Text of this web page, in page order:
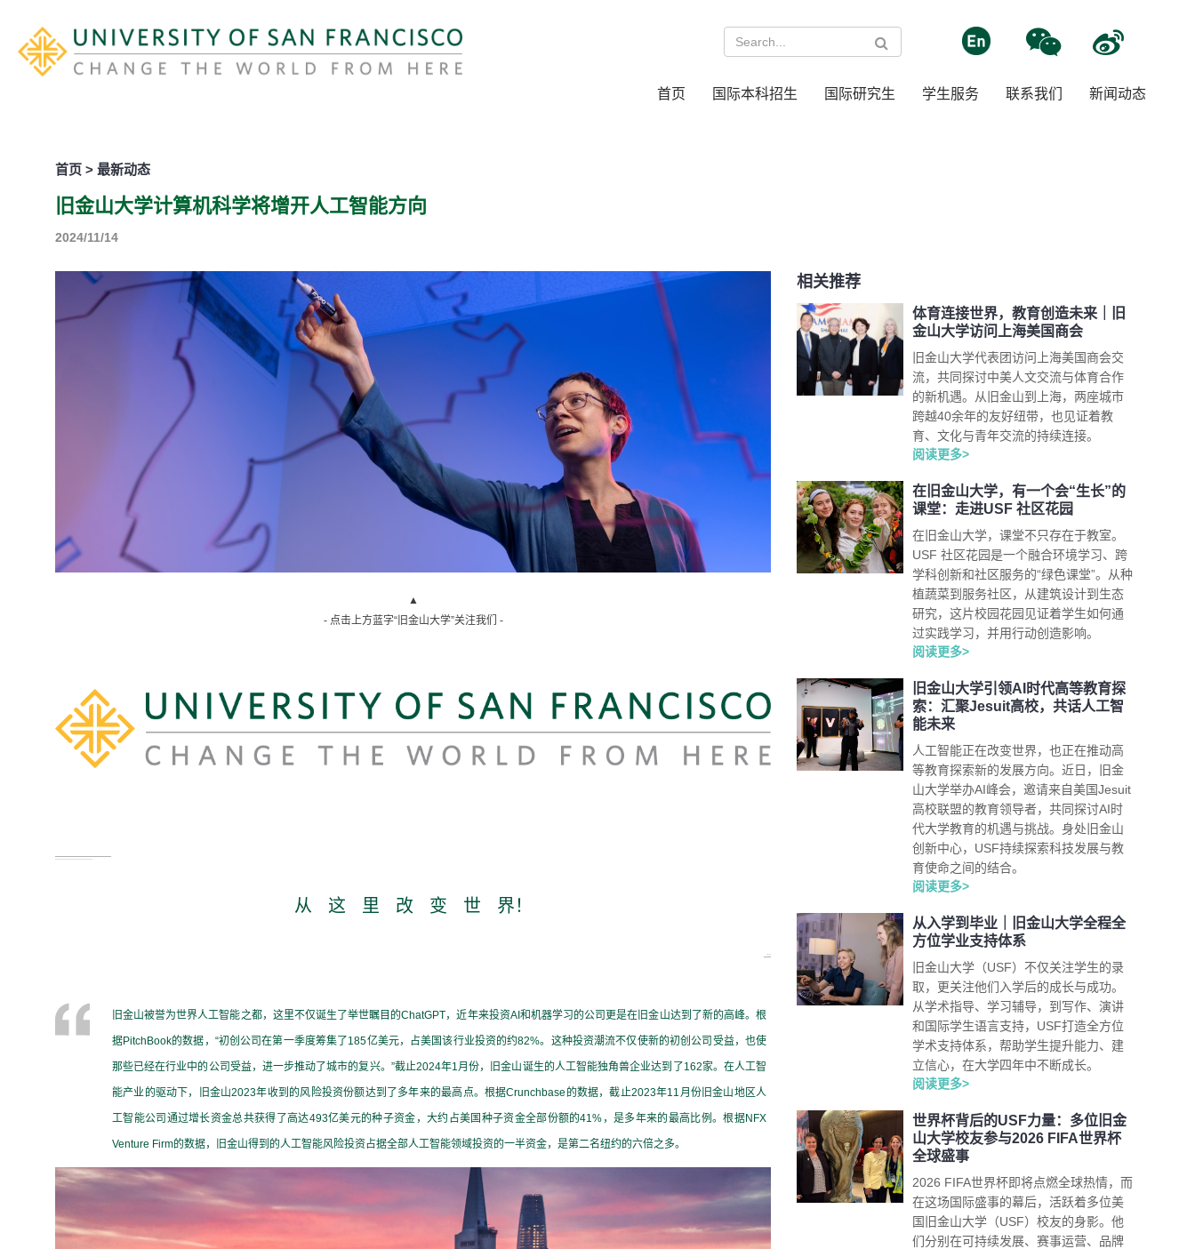
首页 国际本科招生 国际研究生 学生服务 联系我们 新闻动态
首页 > 最新动态
旧金山大学计算机科学将增开人工智能方向
2024/11/14
▲
- 点击上方蓝字“旧金山大学”关注我们 -
从 这 里 改 变 世 界！
旧金山被誉为世界人工智能之都，这里不仅诞生了举世瞩目的ChatGPT，近年来投资AI 和机器学习的公司更是在旧金山达到了新的高峰。根
据PitchBook的数据， “初创公司在第一季度筹集了 185亿美元，占美国该行业投资的约82%。这种投资潮流不仅使新的初创公司受益，也使
那些已经在行业中的公司受益，进一步推动了城市的复兴。 ”截止2024年1月份，旧金山诞生的人工智能独角兽企业达到了 162家。在人工智
能产业的驱动下，旧金山2023年收到的风险投资份额达到了多年来的最高点。根据Crunchbase 的数据，截止2023年11月份旧金山地区人
工智能公司通过增长资金总共获得了高达493亿美元的种子资金，大约占美国种子资金全部份额的41% ，是多年来的最高比例。根据NFX
Venture Firm的数据，旧金山得到的人工智能风险投资占据全部人工智能领域投资的一半资金，是第二名纽约的六倍之多。
相关推荐
体育连接世界，教育创造未来｜旧
金山大学访问上海美国商会
旧金山大学代表团访问上海美国商会交
流，共同探讨中美人文交流与体育合作
的新机遇。从旧金山到上海，两座城市
跨越40余年的友好纽带，也见证着教
育、文化与青年交流的持续连接。
阅读更多>
在旧金山大学，有一个会“生长”的
课堂：走进USF 社区花园
在旧金山大学，课堂不只存在于教室。
USF 社区花园是一个融合环境学习、跨
学科创新和社区服务的“绿色课堂”。从种
植蔬菜到服务社区，从建筑设计到生态
研究，这片校园花园见证着学生如何通
过实践学习，并用行动创造影响。
阅读更多>
旧金山大学引领AI时代高等教育探
索：汇聚Jesuit高校，共话人工智
能未来
人工智能正在改变世界，也正在推动高
等教育探索新的发展方向。近日，旧金
山大学举办AI峰会，邀请来自美国Jesuit
高校联盟的教育领导者，共同探讨AI时
代大学教育的机遇与挑战。身处旧金山
创新中心，USF持续探索科技发展与教
育使命之间的结合。
阅读更多>
从入学到毕业｜旧金山大学全程全
方位学业支持体系
旧金山大学（USF）不仅关注学生的录
取，更关注他们入学后的成长与成功。
从学术指导、学习辅导，到写作、演讲
和国际学生语言支持，USF打造全方位
学术支持体系，帮助学生提升能力、建
立信心，在大学四年中不断成长。
阅读更多>
世界杯背后的USF力量：多位旧金
山大学校友参与2026 FIFA世界杯
全球盛事
2026 FIFA世界杯即将点燃全球热情，而
在这场国际盛事的幕后，活跃着多位美
国旧金山大学（USF）校友的身影。他
们分别在可持续发展、赛事运营、品牌